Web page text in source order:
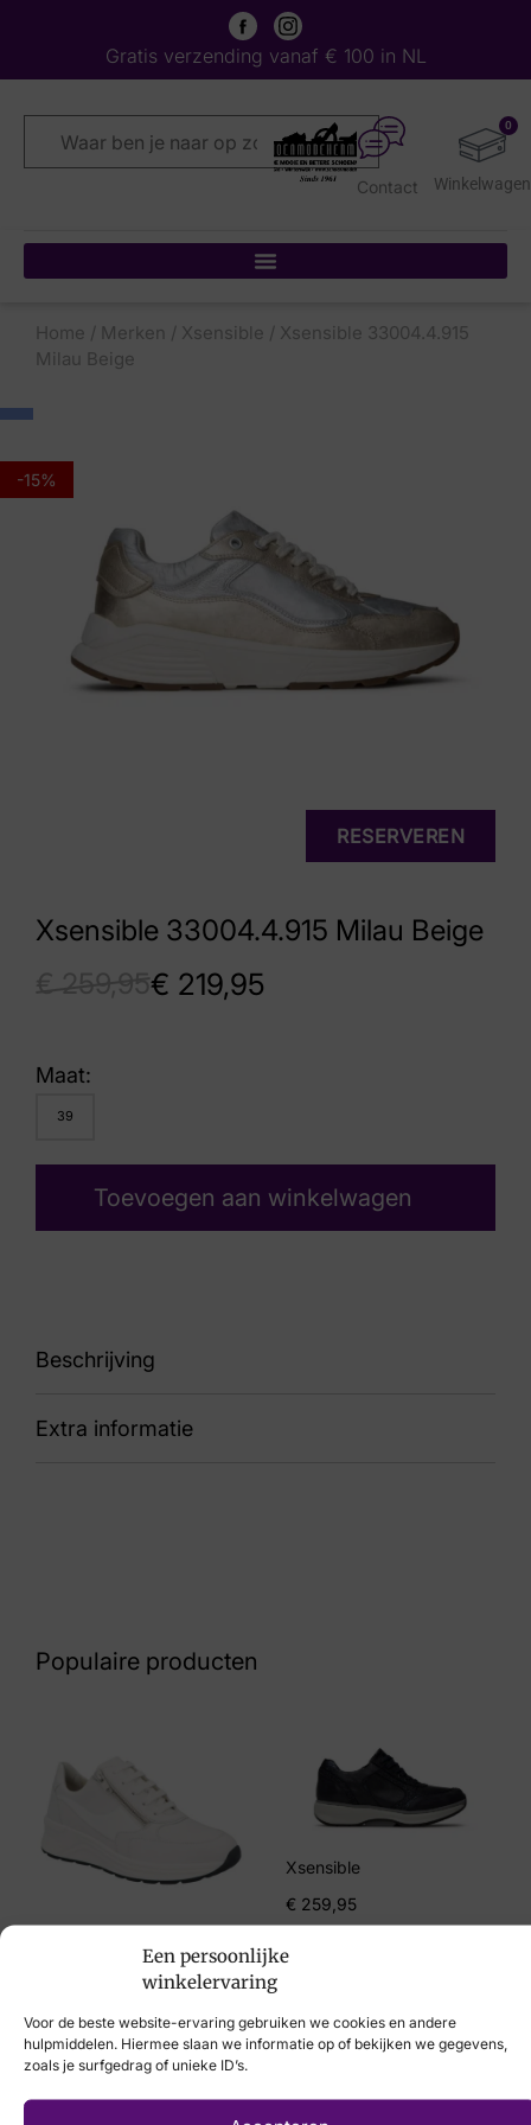
Een persoonlijke
winkelervaring
Voor de beste website-ervaring gebruiken we cookies en andere
hulpmiddelen. Hiermee slaan we informatie op of bekijken we gegevens,
zoals je surfgedrag of unieke ID’s.
Gratis verzending vanaf € 100 in NL
0
Contact
Home / Merken / Xsensible / Xsensible 33004.4.915
Milau Beige
-15%
Xsensible 33004.4.915 Milau Beige
€ 219,95
RESERVEREN
Maat:
39
Toevoegen aan winkelwagen
Beschrijving
89 33004.4.915 Milau
Extra informatie
Merk
Xsensible
Artikelnummer
Populaire producten
Xsensible
€ 259,95